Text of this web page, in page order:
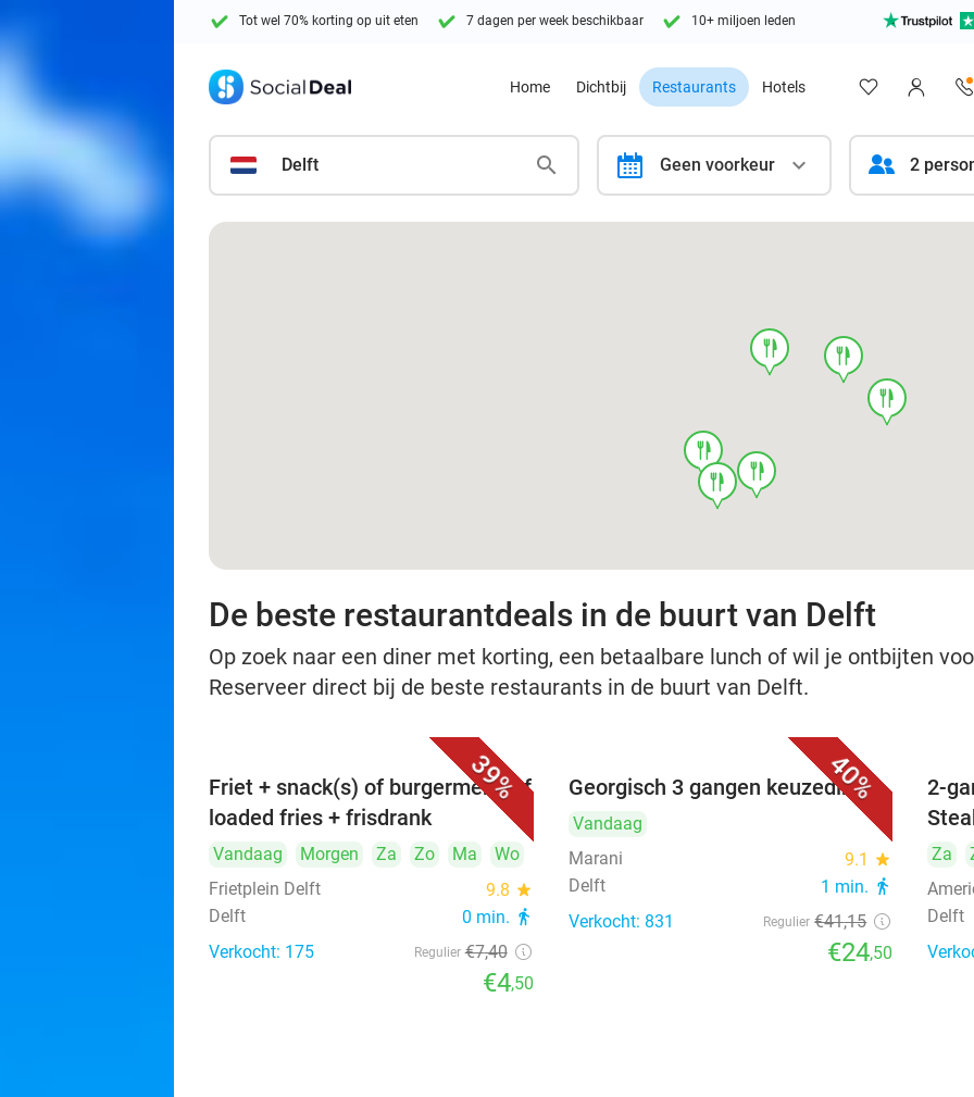
Tot wel 70% korting op uit eten 7 dagen per week beschikbaar 10+ miljoen leden
Home Dichtbij Restaurants Hotels
Delft calendar Geen voorkeur 2
food
food
food
food
food
food
De beste restaurantdeals in de buurt van Delft
Op zoek naar een diner met korting, een betaalbare lunch of wil je ontbijten
Reserveer direct bij de beste restaurants in de buurt van Delft.
39%
Friet + snack(s) of burgermenu of
loaded fries + frisdrank
Vandaag Morgen Za Zo Ma
Wo
Frietplein Delft
9.8 star
Delft 0 min. directions_walk
Verkocht: 175 Regulier €7,40
€4,50
40%
Georgisch 3 gangen keuzediner
Vandaag
Marani
9.1 star
Delft 1 min. directions_walk
Verkocht: 831 Regulier €41,15
€24,50
2-
Za
Delft